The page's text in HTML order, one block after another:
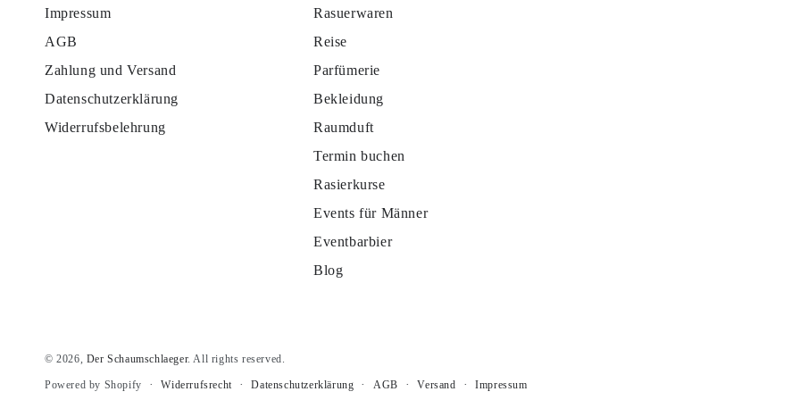
Impressum
AGB
Zahlung und Versand
Datenschutzerklärung
Widerrufsbelehrung
Rasuerwaren
Reise
Parfümerie
Bekleidung
Raumduft
Termin buchen
Rasierkurse
Events für Männer
Eventbarbier
Blog
© 2026, Der Schaumschlaeger. All rights reserved.
Powered by Shopify Widerrufsrecht Datenschutzerklärung AGB Versand Impressum